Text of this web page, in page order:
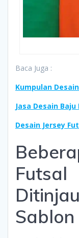
Baca Juga :
Kumpulan
Jasa Desain
Desain Jersey
Sablon